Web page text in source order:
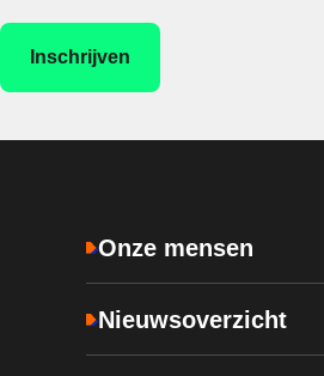
Onze mensen
Nieuwsoverzicht